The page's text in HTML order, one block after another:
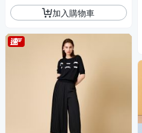
加入購物車